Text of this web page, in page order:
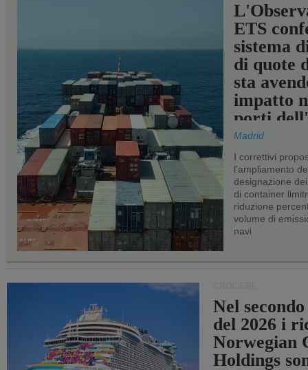
ETS
sistema
di quote
sta
impatto
porti
Madrid
I correttivi
l'ampliamento
designazione
di container
riduzione
volume di
navi
Nel
del 2026 i
Norwegian
Holdings